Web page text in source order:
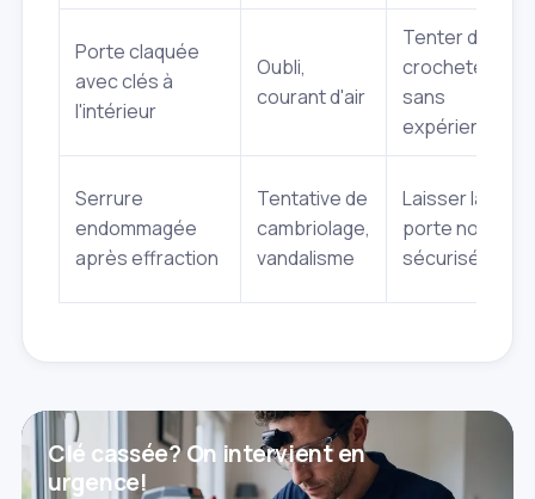
Porte claquée
avec clés à
l'intérieur
Oubli,
courant d'air
Tenter de
crocheter
sans
expérience
Serrure
endommagée
après effraction
Tentative de
cambriolage,
vandalisme
Laisser la
porte non
sécurisée
Clé cassée? On intervient en
urgence!